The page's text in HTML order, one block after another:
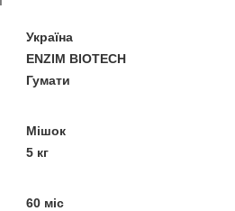
Україна
ENZIM BIOTECH
Гумати
Мішок
5 кг
60 міс